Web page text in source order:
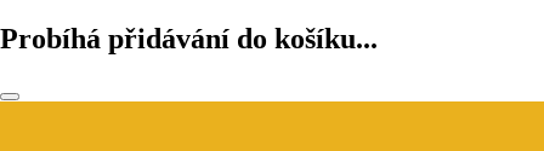
Probíhá přidávání do košíku...